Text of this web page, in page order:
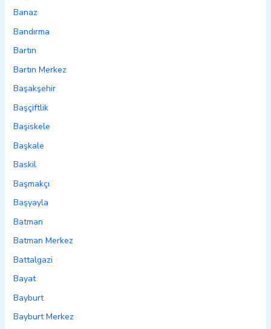
Banaz
Bandırma
Bartın
Bartın Merkez
Başakşehir
Başçiftlik
Başiskele
Başkale
Baskil
Başmakçı
Başyayla
Batman
Batman Merkez
Battalgazi
Bayat
Bayburt
Bayburt Merkez